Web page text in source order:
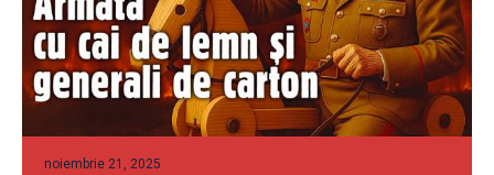
noiembrie 21, 2025